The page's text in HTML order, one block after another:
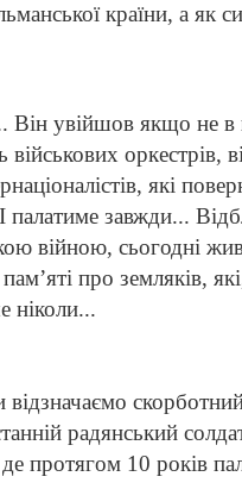
країни, а як
Він увійшов якщо не
військових оркестрів,
які
І палатиме завжди...
війною, сьогодні
про земляків,
ніколи...
радянський
протягом 10 років